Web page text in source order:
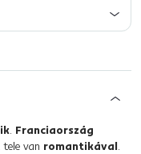
. Franciaország
tele van romantikával.